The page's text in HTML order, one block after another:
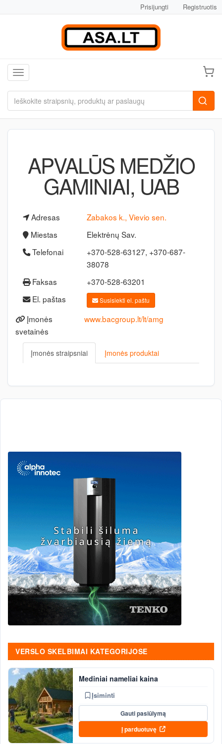
Prisijungti Registruotis
Toggle navigation
APVALŪS MEDŽIO
GAMINIAI, UAB
Adresas
Zabakos k., Vievio sen.
Miestas
Elektrėnų Sav.
Telefonai
+370-528-63127, +370-687-
38078
Faksas
+370-528-63201
El. paštas
Susisiekti el. paštu
Įmonės
svetainės
www.bacgroup.lt/lt/amg
Įmonės straipsniai Įmonės produktai
VERSLO SKELBIMAI KATEGORIJOSE
Mediniai nameliai kaina
Įsiminti
Gauti pasiūlymą
Į parduotuvę